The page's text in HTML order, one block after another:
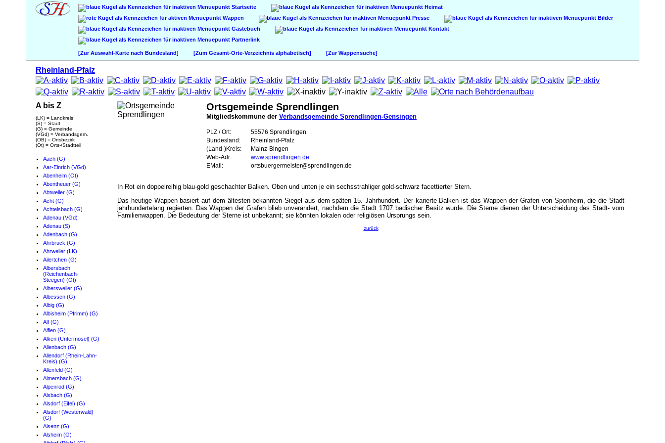
Startseite
Heimat
Wappen
Presse
Bilder
Gästebuch
Kontakt
Partnerlink
[Zur Auswahl-Karte nach Bundesland] [Zum Gesamt-Orte-Verzeichnis alphabetisch] [Zur Wappensuche]
Rheinland-Pfalz
A bis Z
(LK) = Landkreis
(S) = Stadt
(G) = Gemeinde
(VGd) = Verbandsgem.
(OB) = Ortsbezirk
(Ot) = Orts-/Stadtteil
Aach (G)
Aar-Einrich (VGd)
Abenheim (Ot)
Abentheuer (G)
Abtweiler (G)
Acht (G)
Achtelsbach (G)
Adenau (VGd)
Adenau (S)
Adenbach (G)
Ahrbrück (G)
Ahrweiler (LK)
Ailertchen (G)
Albersbach
(Reichenbach-
Steegen) (Ot)
Albersweiler (G)
Albessen (G)
Albig (G)
Albisheim (Pfrimm) (G)
Alf (G)
Alflen (G)
Alken (Untermosel) (G)
Allenbach (G)
Allendorf (Rhein-Lahn-
Kreis) (G)
Allenfeld (G)
Almersbach (G)
Alpenrod (G)
Alsbach (G)
Alsdorf (Eifel) (G)
Alsdorf (Westerwald)
(G)
Alsenz (G)
Alsheim (G)
Ortsgemeinde Sprendlingen
Mitgliedskommune der Verbandsgemeinde Sprendlingen-Gensingen
PLZ / Ort:
55576 Sprendlingen
Bundesland:
Rheinland-Pfalz
(Land-)Kreis:
Mainz-Bingen
Web-Adr.:
www.sprendlingen.de
EMail:
ortsbuergermeister@sprendlingen.de
In Rot ein doppelreihig blau-gold geschachter Balken. Oben und unten je ein sechsstrahliger gold-schwarz facettierter Stern.
Das heutige Wappen basiert auf dem ältesten bekannten Siegel aus dem späten 15. Jahrhundert. Der karierte Balken ist das Wappen der Grafen von Sponheim, die die Stadt
jahrhundertelang regierten. Das Wappen der Grafen blieb unverändert, nachdem die Stadt 1707 badischer Besitz wurde. Die Sterne dienen der Unterscheidung des Stadt- vom
Familienwappen. Die Bedeutung der Sterne ist unbekannt; sie könnten lokalen oder religiösen Ursprungs sein.
zurück